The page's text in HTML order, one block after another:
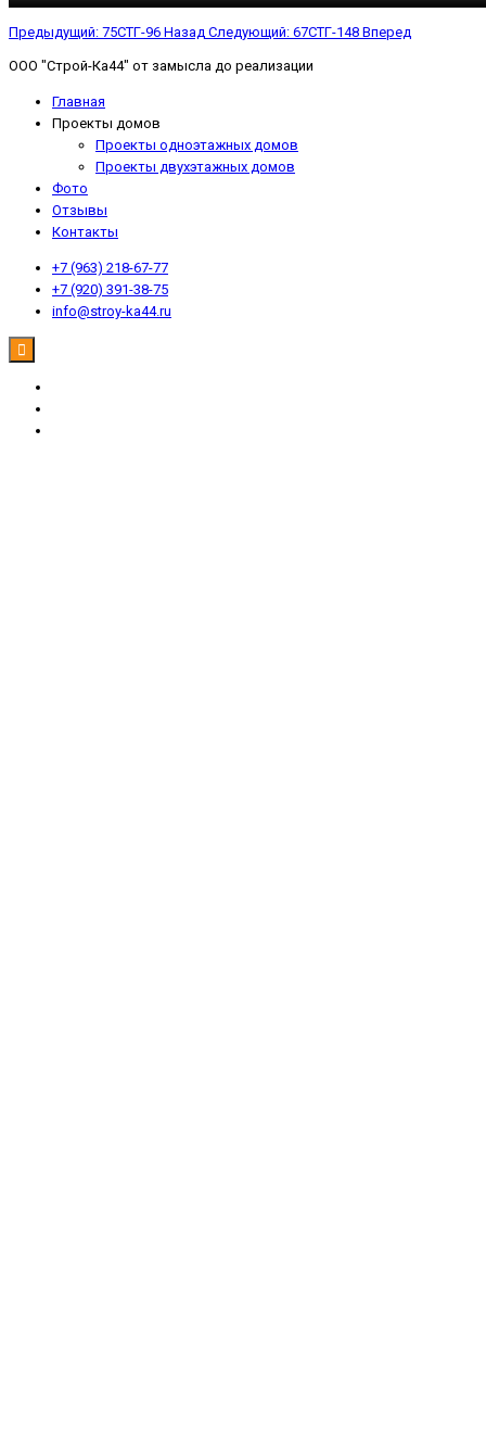
Предыдущий: 75СТГ-96 Назад Следующий: 67СТГ-148 Вперед
ООО "Строй-Ка44" от замысла до реализации
Главная
Проекты домов
Проекты одноэтажных домов
Проекты двухэтажных домов
Фото
Отзывы
Контакты
+7 (963) 218-67-77
+7 (920) 391-38-75
info@stroy-ka44.ru
